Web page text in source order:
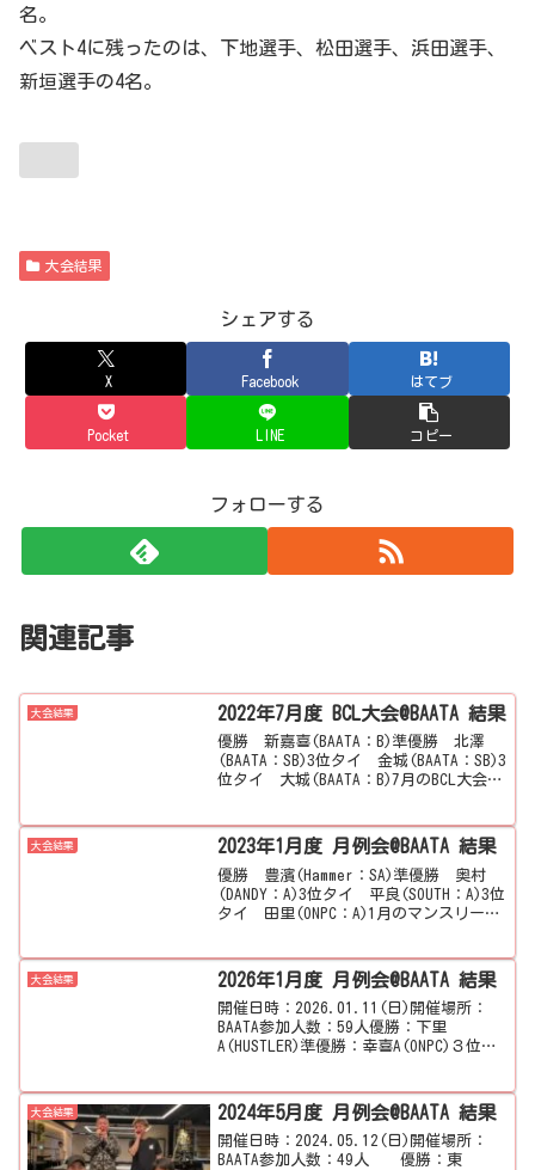
名。
ベスト4に残ったのは、下地選手、松田選手、浜田選手、
新垣選手の4名。
大会結果
シェアする
X Facebook はてブ
Pocket LINE コピー
フォローする
関連記事
大会結果 2022年7月度 BCL大会@BAATA 結果
優勝 新嘉喜(BAATA：B)準優勝 北澤
(BAATA：SB)3位タイ 金城(BAATA：SB)3
位タイ 大城(BAATA：B)7月のBCL大会は
城選手、大城選...
大会結果 2023年1月度 月例会@BAATA 結果
優勝 豊濱(Hammer：SA)準優勝 奥村
(DANDY：A)3位タイ 平良(SOUTH：A)3位
タイ 田里(ONPC：A)1月のマンスリーは
選手、田里選手の4...
大会結果 2026年1月度 月例会@BAATA 結果
開催日時：2026.01.11(日)開催場所：
BAATA参加人数：59人優勝：下里
A(HUSTLER)準優勝：幸喜A(ONPC)３位タ
里A(SOU...
大会結果 2024年5月度 月例会@BAATA 結果
開催日時：2024.05.12(日)開催場所：
BAATA参加人数：49人 優勝：東